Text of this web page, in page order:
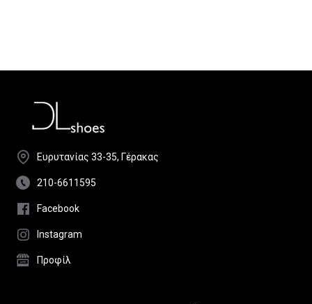
Ευρυτανίας 33-35, Γέρακας
210-6611595
Facebook
Instagram
Προφίλ